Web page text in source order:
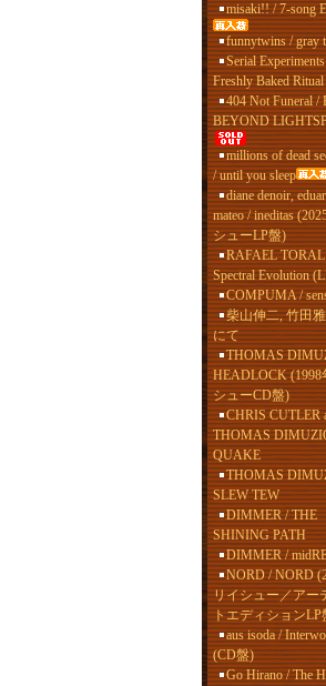
misaki!! / 7-song
funnytwins / gray
Serial
Freshly Baked Ritual
404 Not Funeral /
BEYOND
millions of dead
/ until you sleep
diane denoir,
mateo / ineditas
シューLP盤)
RAFAEL
Spectral Evolution
COMPUMA /
柴山伸二, 竹田
にて
THOMAS
HEADLOCK (1998
シューCD盤)
CHRIS CUTLER
THOMAS
QUAKE
THOMAS
SLEW TEW
DIMMER / THE
SHINING PATH
DIMMER /
NORD / NORD
リイシュー／アー
トエディションLP
aus isoda /
(CD盤)
Go Hirano / The